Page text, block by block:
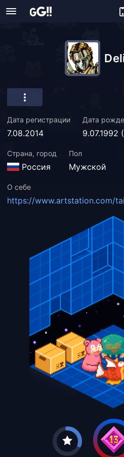
Дата регистрации
7.08.2014
Дата
9.07.1992
Страна, город
Россия
Пол
Мужской
О себе
https://www.artstation.com/